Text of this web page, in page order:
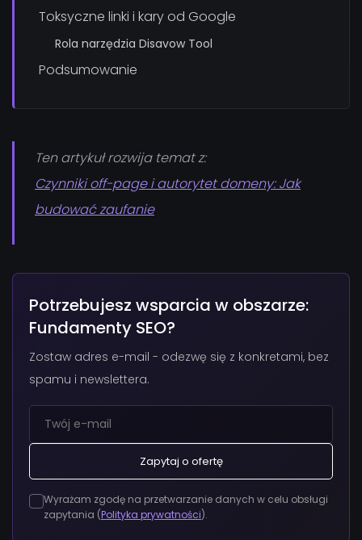
Toksyczne linki i kary od Google
Rola narzędzia Disavow Tool
Podsumowanie
Ten artykuł rozwija temat z:
Czynniki off-page i autorytet domeny: Jak
budować zaufanie
Potrzebujesz wsparcia w obszarze:
Fundamenty SEO?
Zostaw adres e-mail - odezwę się z konkretami, bez
spamu i newslettera.
Zapytaj o ofertę
Wyrażam zgodę na przetwarzanie danych w celu obsługi
zapytania (Polityka prywatności).